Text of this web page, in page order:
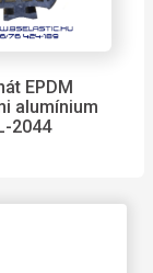
EPDM
alumínium
2044